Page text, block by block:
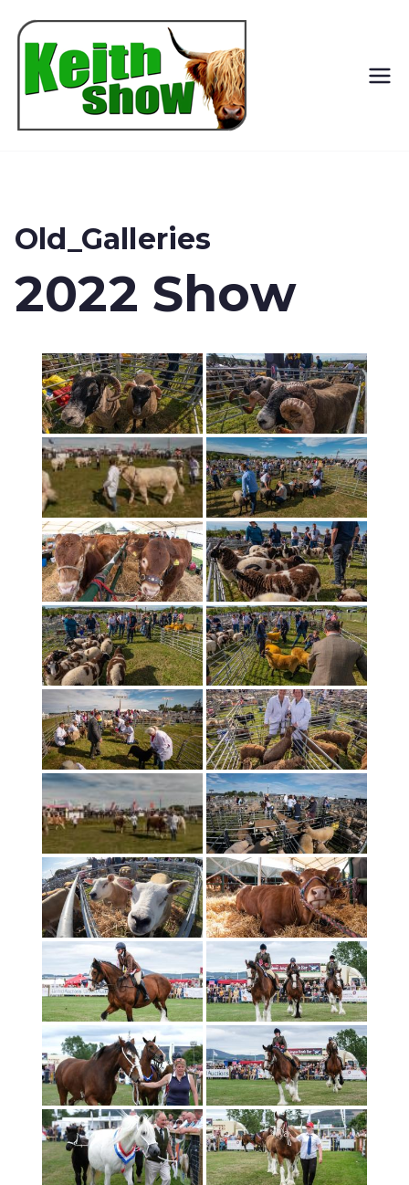
Old_Galleries
2022 Show